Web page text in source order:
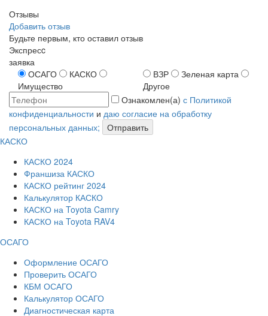
Отзывы
Добавить отзыв
Будьте первым, кто оставил отзыв
Экспресc
заявка
ОСАГО
КАСКО
Имущество
ВЗР
Зеленая карта
Другое
Ознакомлен(а) с Политикой
конфиденциальности и даю согласие на обработку
персональных данных;
Отправить
КАСКО
КАСКО 2024
Франшиза КАСКО
КАСКО рейтинг 2024
Калькулятор КАСКО
КАСКО на Toyota Camry
КАСКО на Toyota RAV4
ОСАГО
Оформление ОСАГО
Проверить ОСАГО
КБМ ОСАГО
Калькулятор ОСАГО
Диагностическая карта